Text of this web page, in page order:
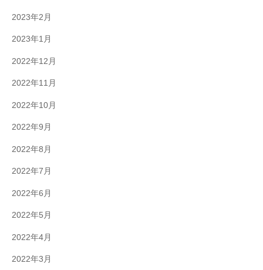
2023年2月
2023年1月
2022年12月
2022年11月
2022年10月
2022年9月
2022年8月
2022年7月
2022年6月
2022年5月
2022年4月
2022年3月